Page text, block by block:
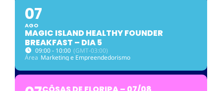
07
AGO
MAGIC ISLAND HEALTHY FOUNDER
BREAKFAST – DIA 5
09:00 - 10:00 (GMT-03:00)
Área Marketing e Empreendedorismo